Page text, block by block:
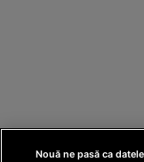
Nouă ne pasă ca